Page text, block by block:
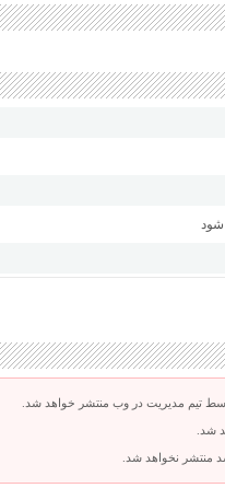
شود
تیم مدیریت در وب منتشر خواهد شد.
شد.
منتشر نخواهد شد.